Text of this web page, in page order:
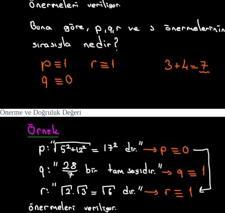
Önerme ve Doğruluk Değeri